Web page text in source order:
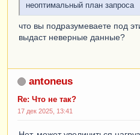
неоптимальный план запроса
что вы подразумеваете под
выдаст неверные данные?
antoneus
Re: Что не так?
17 дек 2025, 13:41